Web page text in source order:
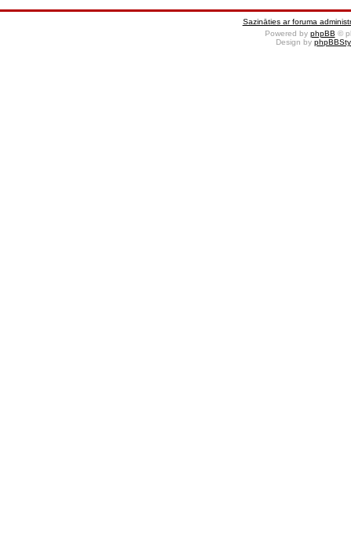
Sazināties ar foruma
Powered by phpBB ©
Design by